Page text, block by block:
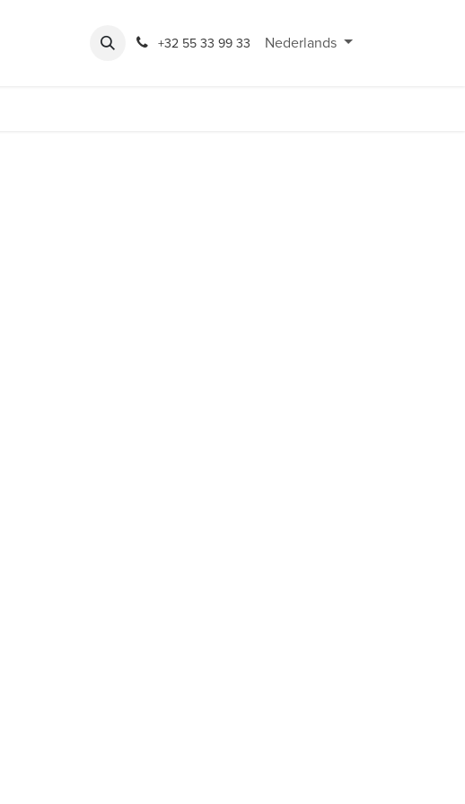
Rondeshop Contact en openingsuren
+32 55 33 99 33 Nederlands